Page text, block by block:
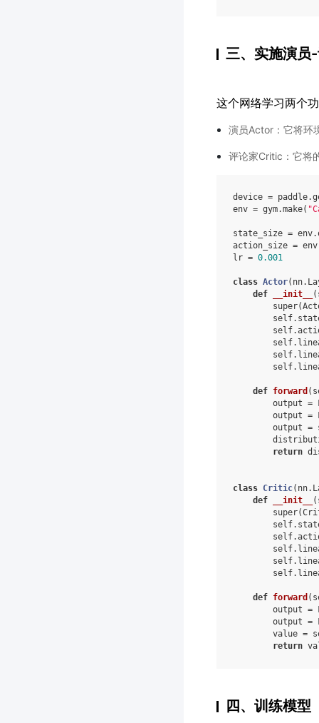
三、实施演员
这个网络学习两个
演员Actor：它将环
评论家Critic：它将
device = paddle.
env = gym.make(
state_size = env.
action_size = env
lr = 0.001
class Actor( nn.
def
__init__ (
super(
self.
self.
self.
self.
self.
def forward (
output =
output =
output =
return
class Critic( nn.
def
__init__ (
super(
self.
self.
self.
self.
self.
def forward (
output =
output =
value =
return
四、训练模型